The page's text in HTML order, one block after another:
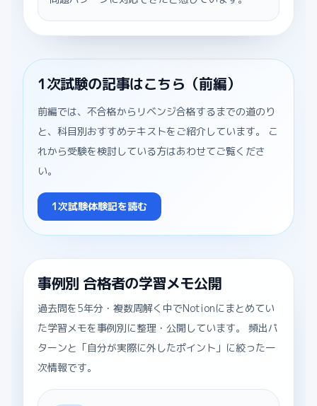
1次試験の記事はこちら（前編）
前編では、不合格からリベンジ合格するまでの道のり
と、科目別おすすめテキストをご紹介しています。 こ
れから受験を検討している方はあわせてご覧くださ
い。
1次試験体験記を読む
事例別 合格者の学習メモ公開
過去問を5年分・複数周解く中でNotionにまとめてい
た学習メモを事例別に整理・公開しています。 頻出パ
ターンと「自分が実際に外したポイント」に絞った一
次情報です。